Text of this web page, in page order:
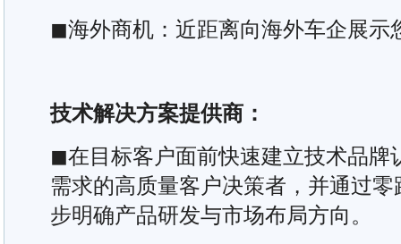
◼海外商机：近距离向海外车企展示
技术解决方案提供商：
◼在目标客户面前快速建立技术品牌
需求的高质量客户决策者，并通过
步明确产品研发与市场布局方向。